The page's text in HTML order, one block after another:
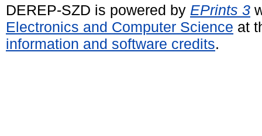
DEREP-SZD is powered by EPrints 3
Electronics and Computer Science at
information and software credits.